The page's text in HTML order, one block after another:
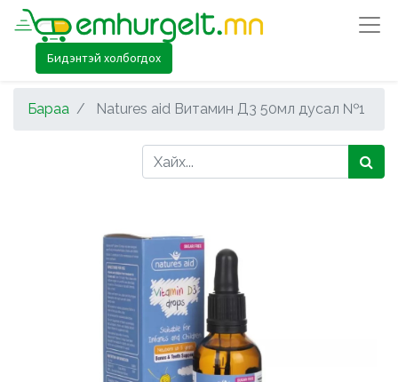
Бидэнтэй холбогдох
Бараа Natures aid Витамин Д3 50мл дусал №1